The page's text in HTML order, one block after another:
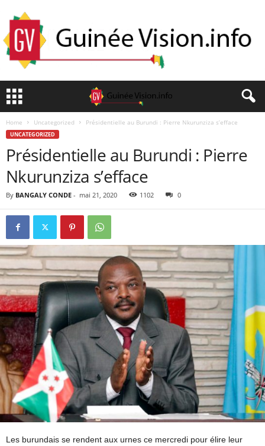
Home Uncategorized Présidentielle au Burundi : Pierre Nkurunziza s’efface
UNCATEGORIZED
Présidentielle au Burundi : Pierre
Nkurunziza s’efface
By BANGALY CONDE - mai 21, 2020 1102 0
Les burundais se rendent aux urnes ce mercredi pour élire leur